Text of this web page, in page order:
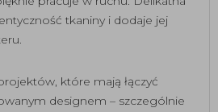
tkaniny i dodaje jej
które mają łączyć
designem – szczególnie